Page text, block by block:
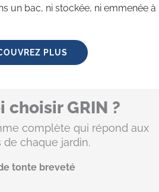
un bac, ni stockée, ni emmenée à
PLUS
choisir GRIN ?
complète qui répond aux
de chaque jardin.
tonte breveté